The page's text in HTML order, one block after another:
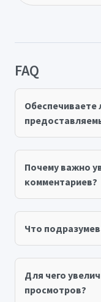
FAQ
Обеспечиваете
Почему важно
комментариев?
Что
Для чего
просмотров?